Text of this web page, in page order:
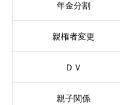
年金分割
親権者変更
ＤＶ
親子関係